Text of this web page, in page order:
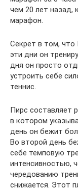
чем 20 лет назад,
марафон.
Секрет в том, что
эти дни он
дня он просто
устроить себе
теннис.
Пирс составляет
в котором
день он бежит
Во второй день
себе темповую
интенсивностью,
чередованию
снижается. Этот